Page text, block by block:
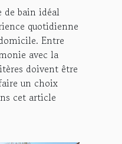
de bain idéal
quotidienne
Entre
avec la
doivent être
un choix
cet article